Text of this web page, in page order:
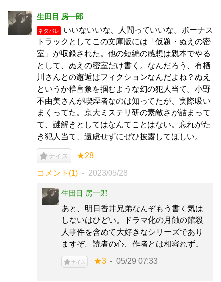
生田目 房一郎
ネタバレ
いいないいな、人間っていいな。ボーナス
トラックとしてこの文庫版には「仮題・ぬえの密
室」が収録された。他の短編の感想は親本でやる
として、ぬえの密室だけ書く。なんだろう、有栖
川さんとの邂逅はフィクションなんだよね？ぬえ
というか群盲象を掴むような幻の犯人当て。小野
不由美さんが喫煙者なのは知ってたが、実際吸い
まくってた。京大ミステリ研の素敵さが詰まって
て、謎解きとしてはなんてことはない。忘れがた
き犯人当て、遠慮せずにぜひ披露してほしい。
ナイス ★28
コメント(1) 2023/05/28
生田目 房一郎
あと、明日香井兄弟なんぞもう書く気は
しないはひどい。ドラマ化の月蝕の館殺
人事件を含めて大好きなシリーズであり
ますぞ。読者の心、作者とは相容れず。
ナイス ★3 05/29 07:33